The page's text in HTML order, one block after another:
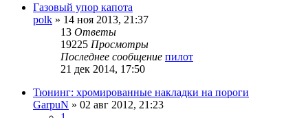
Газовый упор капота
polk » 14 ноя 2013, 21:37
13 Ответы
19225 Просмотры
Последнее сообщение пилот
21 дек 2014, 17:50
Тюнинг: хромированные накладки на пороги
GarpuN » 02 авг 2012, 21:23